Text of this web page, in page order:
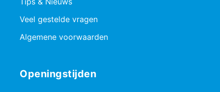
Veel gestelde vragen
Algemene voorwaarden
Openingstijden